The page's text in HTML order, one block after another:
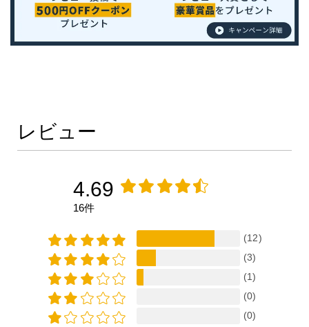
レビュー
4.69
16件
(12)
(3)
(1)
(0)
(0)